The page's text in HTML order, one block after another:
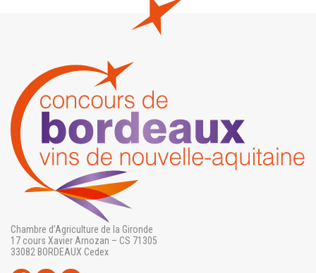
Chambre d’Agriculture de la Gironde
17 cours Xavier Arnozan – CS 71305
33082 BORDEAUX Cedex